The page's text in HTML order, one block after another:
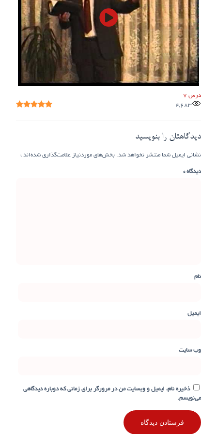
درس 7
4,683
دیدگاهتان را بنویسید
نشانی ایمیل شما منتشر نخواهد شد. بخش‌های موردنیاز علامت‌گذاری شده‌اند *
دیدگاه*
نام
ایمیل
وب‌ سایت
ذخیره نام، ایمیل و وبسایت من در مرورگر برای زمانی که دوباره دیدگاهی
می‌نویسم.